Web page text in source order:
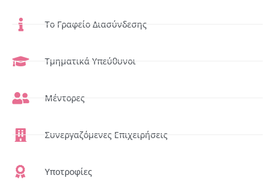
Το Γραφείο Διασύνδεσης
Τμηματικά Υπεύθυνοι
Μέντορες
Συνεργαζόμενες Επιχειρήσεις
Υποτροφίες